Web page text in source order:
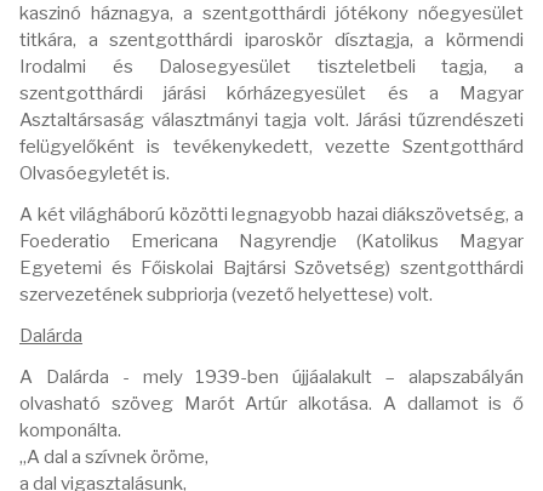
kaszinó háznagya, a szentgotthárdi jótékony nőegyesület
titkára, a szentgotthárdi iparoskör dísztagja, a körmendi
Irodalmi és Dalosegyesület tiszteletbeli tagja, a
szentgotthárdi járási kórházegyesület és a Magyar
Asztaltársaság választmányi tagja volt. Járási tűzrendészeti
felügyelőként is tevékenykedett, vezette Szentgotthárd
Olvasóegyletét is.
A két világháború közötti legnagyobb hazai diákszövetség, a
Foederatio Emericana Nagyrendje (Katolikus Magyar
Egyetemi és Főiskolai Bajtársi Szövetség) szentgotthárdi
szervezetének subpriorja (vezető helyettese) volt.
Dalárda
A Dalárda - mely 1939-ben újjáalakult – alapszabályán
olvasható szöveg Marót Artúr alkotása. A dallamot is ő
komponálta.
„A dal a szívnek öröme,
a dal vigasztalásunk,